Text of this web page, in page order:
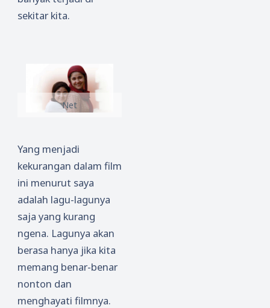
sekitar kita.
Net
Yang menjadi
kekurangan dalam film
ini menurut saya
adalah lagu-lagunya
saja yang kurang
ngena. Lagunya akan
berasa hanya jika kita
memang benar-benar
nonton dan
menghayati filmnya.